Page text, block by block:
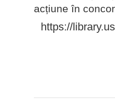
acțiune în
https://